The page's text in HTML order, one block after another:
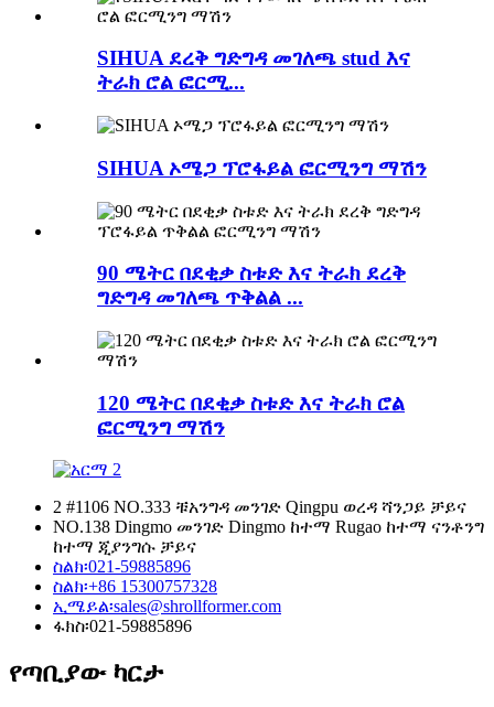
SIHUA ደረቅ ግድግዳ መገለጫ stud እና
ትራክ ሮል ፎርሚ...
SIHUA ኦሜጋ ፕሮፋይል ፎርሚንግ ማሽን
90 ሜትር በደቂቃ ስቱድ እና ትራክ ደረቅ
ግድግዳ መገለጫ ጥቅልል ​​​​...
120 ሜትር በደቂቃ ስቱድ እና ትራክ ሮል
ፎርሚንግ ማሽን
2 #1106 NO.333 ቹአንግዳ መንገድ Qingpu ወረዳ ሻንጋይ ቻይና
NO.138 Dingmo መንገድ Dingmo ከተማ Rugao ከተማ ናንቶንግ
ከተማ ጂያንግሱ ቻይና
ስልክ፡021-59885896
ስልክ፡+86 15300757328
ኢሜይል፡sales@shrollformer.com
ፋክስ፡021-59885896
የጣቢያው ካርታ